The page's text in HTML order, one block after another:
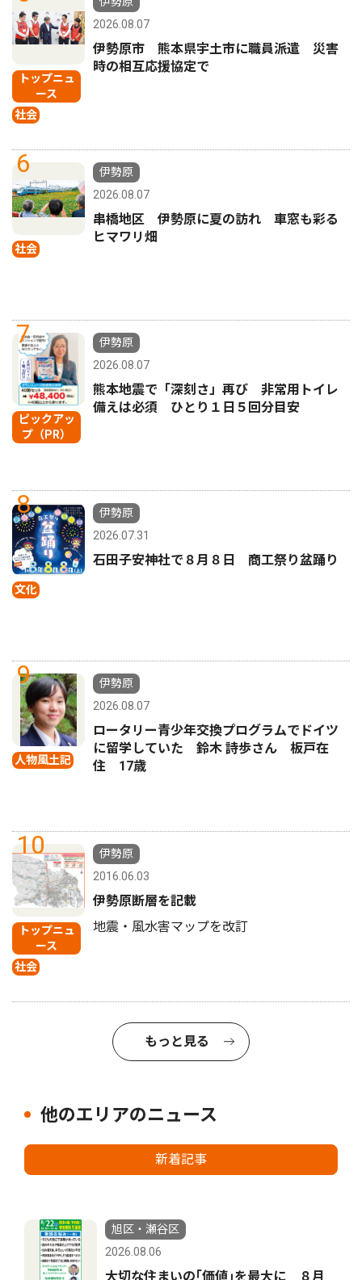
トップニュ
ース
社会
2026.08.07
伊勢原市 熊本県宇土市に職員派遣 災害
時の相互応援協定で
6
社会
伊勢原
2026.08.07
串橋地区 伊勢原に夏の訪れ 車窓も彩る
ヒマワリ畑
7
ピックアッ
プ（PR）
伊勢原
2026.08.07
熊本地震で「深刻さ」再び 非常用トイレ
備えは必須 ひとり１日５回分目安
8
文化
伊勢原
2026.07.31
石田子安神社で８月８日 商工祭り盆踊り
9
人物風土記
伊勢原
2026.08.07
ロータリー青少年交換プログラムでドイツ
に留学していた 鈴木 詩歩さん 板戸在
住 17歳
10
トップニュ
ース
社会
伊勢原
2016.06.03
伊勢原断層を記載
地震・風水害マップを改訂
もっと見る
他のエリアのニュース
新着記事
旭区・瀬谷区
2026.08.06
大切な住まいの｢価値｣を最大に ８月